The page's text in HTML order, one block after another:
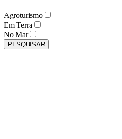
Agroturismo
Em Terra
No Mar
PESQUISAR